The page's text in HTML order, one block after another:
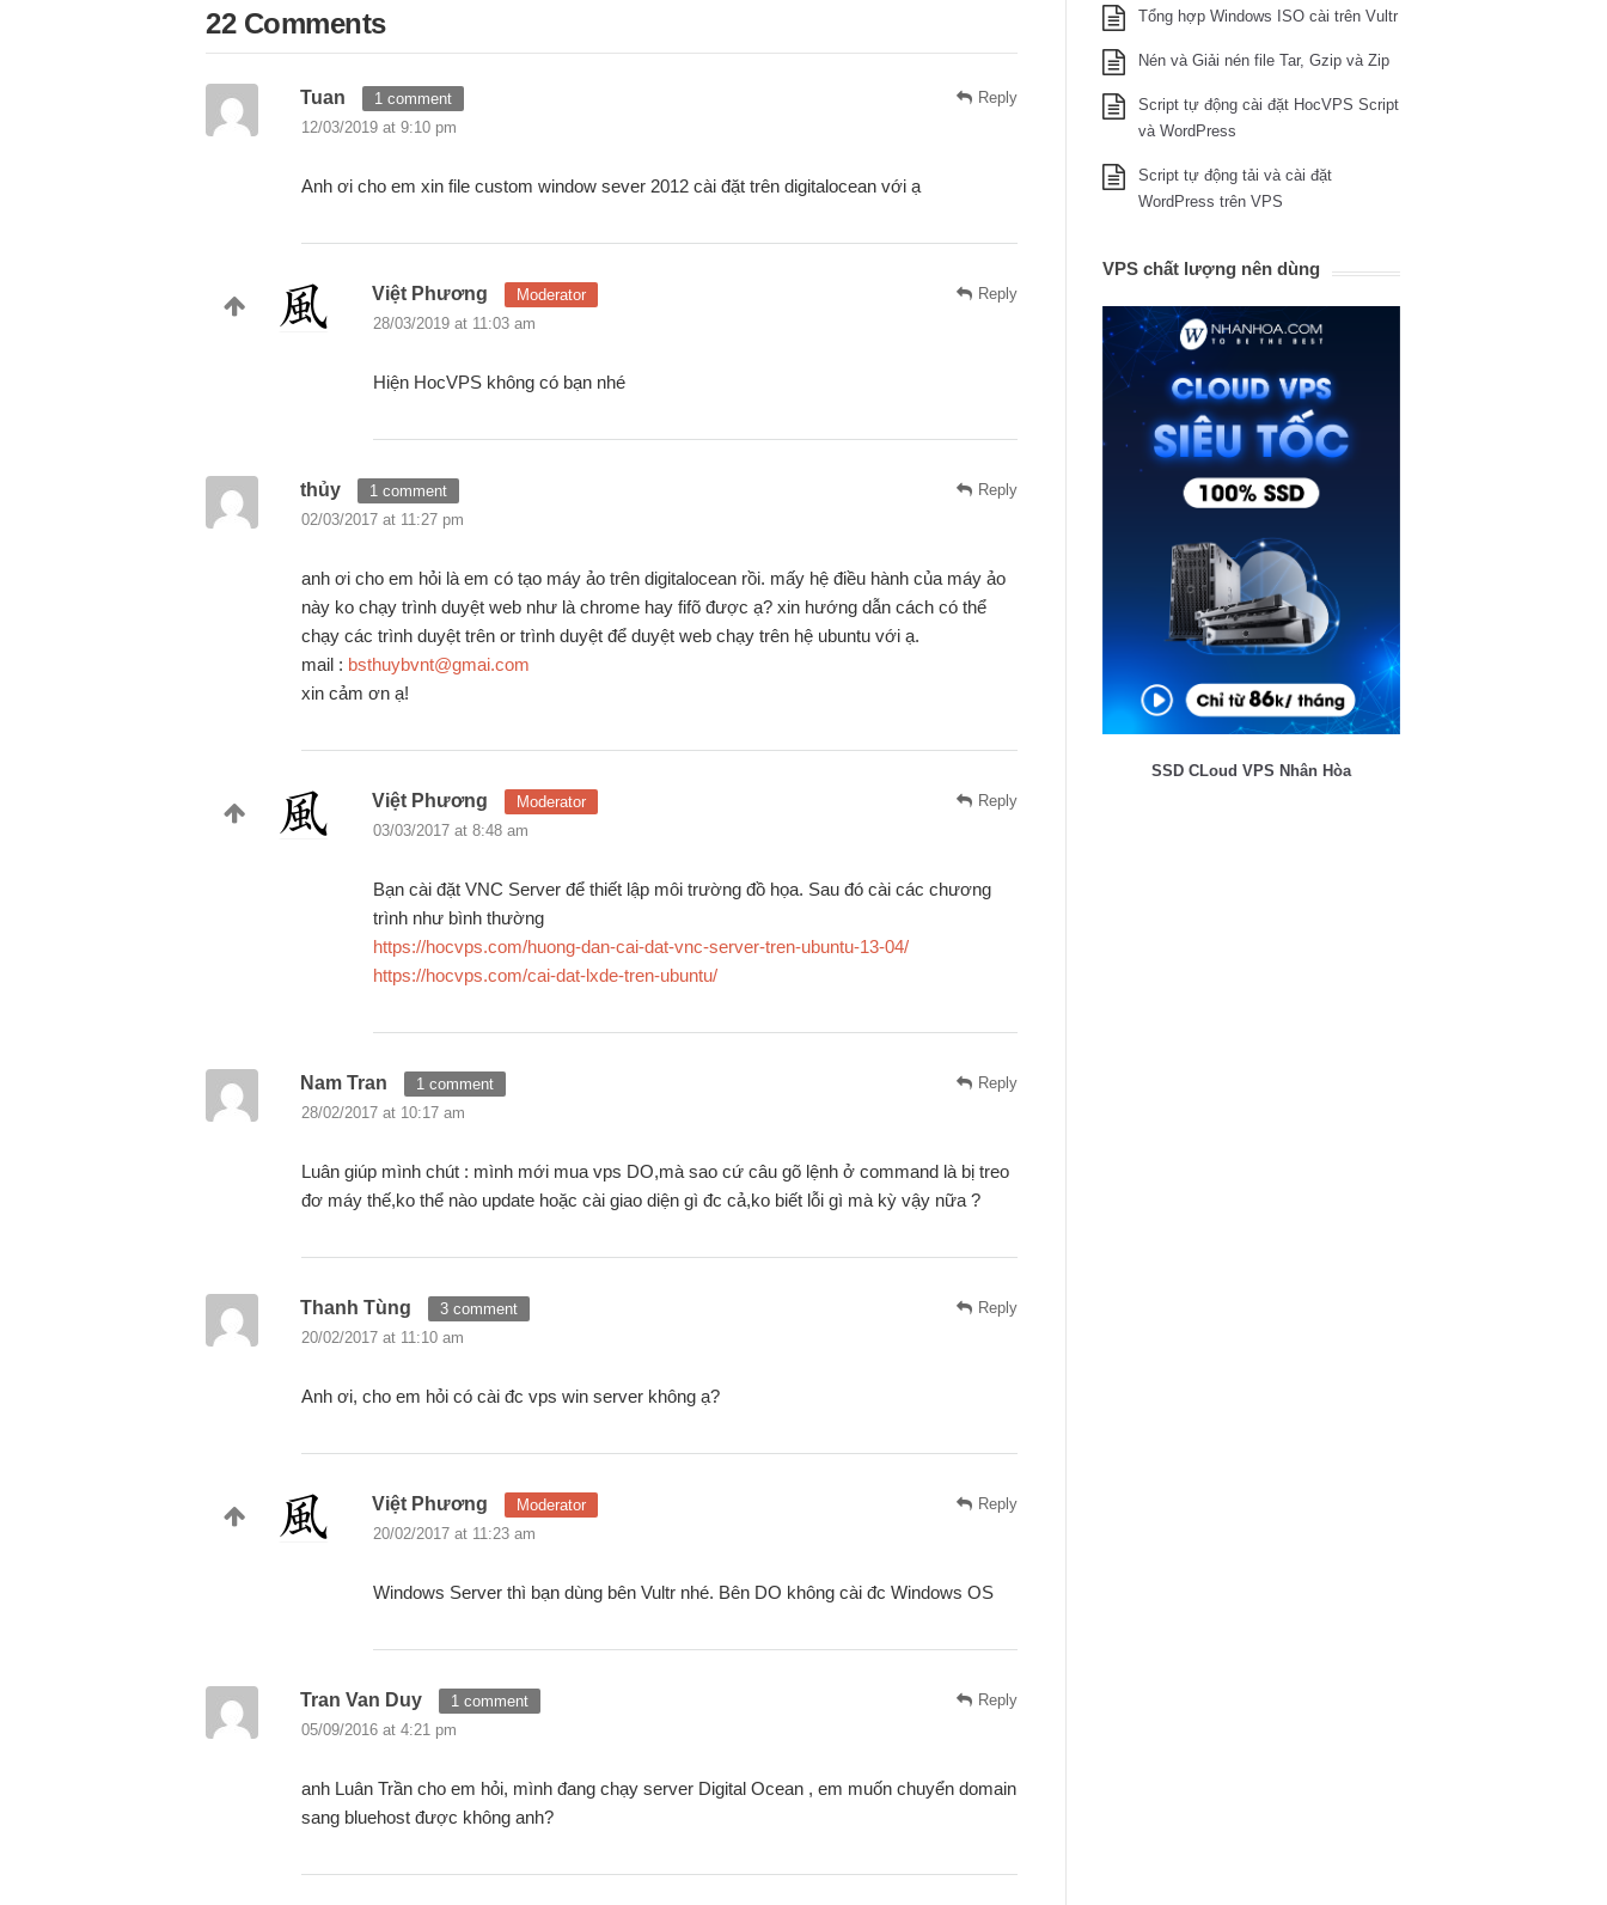
22 Comments
Reply
Tuan
1 comment
12/03/2019 at 9:10 pm
Anh ơi cho em xin file custom window sever 2012 cài đặt trên digitalocean với ạ
Reply
Việt Phương
Moderator
28/03/2019 at 11:03 am
Hiện HocVPS không có bạn nhé
Reply
thủy
1 comment
02/03/2017 at 11:27 pm
anh ơi cho em hỏi là em có tạo máy ảo trên digitalocean rồi. mấy hệ điều hành của máy ảo
này ko chạy trình duyệt web như là chrome hay fifõ được ạ? xin hướng dẫn cách có thể
chạy các trình duyệt trên or trình duyệt để duyệt web chạy trên hệ ubuntu với ạ.
mail : bsthuybvnt@gmai.com
xin cảm ơn ạ!
Reply
Việt Phương
Moderator
03/03/2017 at 8:48 am
Bạn cài đặt VNC Server để thiết lập môi trường đồ họa. Sau đó cài các chương
trình như bình thường
https://hocvps.com/huong-dan-cai-dat-vnc-server-tren-ubuntu-13-04/
https://hocvps.com/cai-dat-lxde-tren-ubuntu/
Reply
Nam Tran
1 comment
28/02/2017 at 10:17 am
Luân giúp mình chút : mình mới mua vps DO,mà sao cứ câu gõ lệnh ở command là bị treo
đơ máy thế,ko thể nào update hoặc cài giao diện gì đc cả,ko biết lỗi gì mà kỳ vậy nữa ?
Reply
Thanh Tùng
3 comment
20/02/2017 at 11:10 am
Anh ơi, cho em hỏi có cài đc vps win server không ạ?
Reply
Việt Phương
Moderator
20/02/2017 at 11:23 am
Windows Server thì bạn dùng bên Vultr nhé. Bên DO không cài đc Windows OS
Reply
Tran Van Duy
1 comment
05/09/2016 at 4:21 pm
anh Luân Trần cho em hỏi, mình đang chạy server Digital Ocean , em muốn chuyển domain
sang bluehost được không anh?
Tổng hợp Windows ISO cài trên Vultr
Nén và Giải nén file Tar, Gzip và Zip
Script tự động cài đặt HocVPS Script
và WordPress
Script tự động tải và cài đặt
WordPress trên VPS
VPS chất lượng nên dùng
SSD CLoud VPS Nhân Hòa